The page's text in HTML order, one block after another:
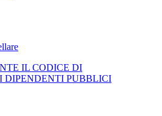
IL CODICE DI
DIPENDENTI PUBBLICI